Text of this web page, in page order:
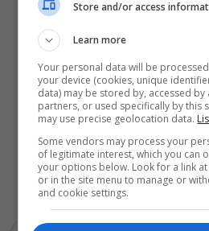
Store and/or access
Learn more
Your personal data will be
your device (cookies, unique
data) may be stored by, accessed
partners, or used specifically by this
may use precise geolocation data.
Some vendors may process your
of legitimate interest, which you can
your options below. Look for a link
or in the site menu to manage or
and cookie settings.